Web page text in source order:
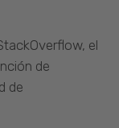
el
de
de